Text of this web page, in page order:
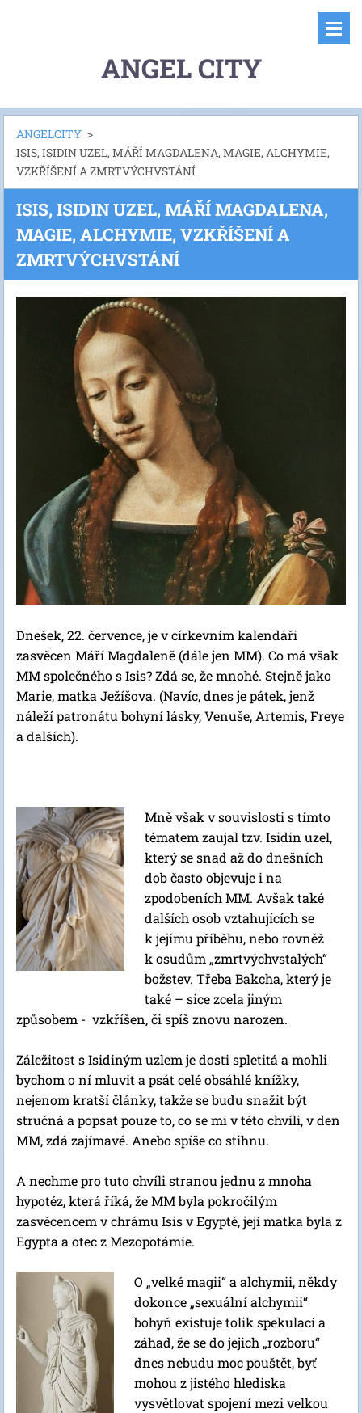
ANGEL CITY
ANGELCITY >
ISIS, ISIDIN UZEL, MÁŘÍ MAGDALENA, MAGIE, ALCHYMIE,
VZKŘÍŠENÍ A ZMRTVÝCHVSTÁNÍ
ISIS, ISIDIN UZEL, MÁŘÍ MAGDALENA,
MAGIE, ALCHYMIE, VZKŘÍŠENÍ A
ZMRTVÝCHVSTÁNÍ
Dnešek, 22. července, je v církevním kalendáři
zasvěcen Máří Magdaleně (dále jen MM). Co má však
MM společného s Isis? Zdá se, že mnohé. Stejně jako
Marie, matka Ježíšova. (Navíc, dnes je pátek, jenž
náleží patronátu bohyní lásky, Venuše, Artemis, Freye
a dalších).
Mně však v souvislosti s tímto
tématem zaujal tzv. Isidin uzel,
který se snad až do dnešních
dob často objevuje i na
zpodobeních MM. Avšak také
dalších osob vztahujících se
k jejímu příběhu, nebo rovněž
k osudům „zmrtvýchvstalých“
božstev. Třeba Bakcha, který je
také – sice zcela jiným
způsobem - vzkříšen, či spíš znovu narozen.
Záležitost s Isidiným uzlem je dosti spletitá a mohli
bychom o ní mluvit a psát celé obsáhlé knížky,
nejenom kratší články, takže se budu snažit být
stručná a popsat pouze to, co se mi v této chvíli, v den
MM, zdá zajímavé. Anebo spíše co stihnu.
A nechme pro tuto chvíli stranou jednu z mnoha
hypotéz, která říká, že MM byla pokročilým
zasvěcencem v chrámu Isis v Egyptě, její matka byla z
Egypta a otec z Mezopotámie.
O „velké magii“ a alchymii, někdy
dokonce „sexuální alchymii“
bohyň existuje tolik spekulací a
záhad, že se do jejich „rozboru“
dnes nebudu moc pouštět, byť
mohou z jistého hlediska
vysvětlovat spojení mezi velkou